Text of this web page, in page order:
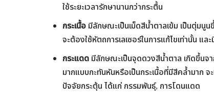
ใช้ระยะเวลารักษานานกว่ากระตื้น
กระเนื้อ มีลักษณะเป็นเม็ดสีน้ำตาลเข้ม เป็นตุ่มนู
จะต้องใช้หัตถการเลเซอร์ในการแก้ไขเท่านั้น แ
กระแดด มีลักษณะเป็นจุดดวงสีน้ำตาล เกิดขึ้นจ
มากแบบกะทันหันหรือเป็นกระเนื้อที่มีสีคล้ำมาก
ปัจจัยกระตุ้น ได้แก่ กรรมพันธุ์, การโดนแดด